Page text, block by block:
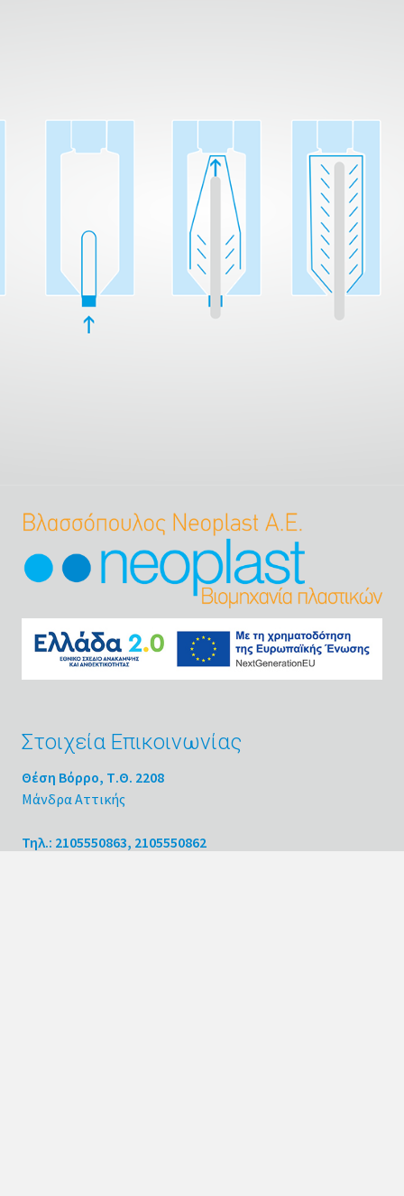
Στοιχεία Επικοινωνίας
Θέση Βόρρο, Τ.Θ. 2208
Μάνδρα Αττικής
Τηλ.: 2105550863, 2105550862